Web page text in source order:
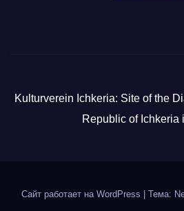
Kulturverein Ichkeria: Site of the
Republic of Ichkeria
Сайт работает на WordPress Тема: